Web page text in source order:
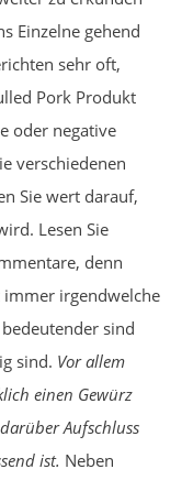
Einzelne gehend
sehr oft,
Pork Produkt
oder negative
verschiedenen
Sie wert darauf,
Lesen Sie
denn
irgendwelche
sind
sind. Vor allem
einen Gewürz
Aufschluss
ist. Neben